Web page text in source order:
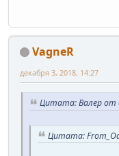
VagneR
декабря 3, 2018, 14:27
Цитата: Валер от
Цитата: